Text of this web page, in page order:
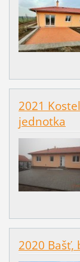
2021
jednotka
2020 Bašť,